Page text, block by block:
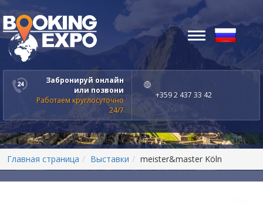
Забронируй онлайн
или позвони
Работаем круглосуточно
24/7
+359 2 437 33 42
Toggle
navigation
Главная страница Выставки meister&master Köln